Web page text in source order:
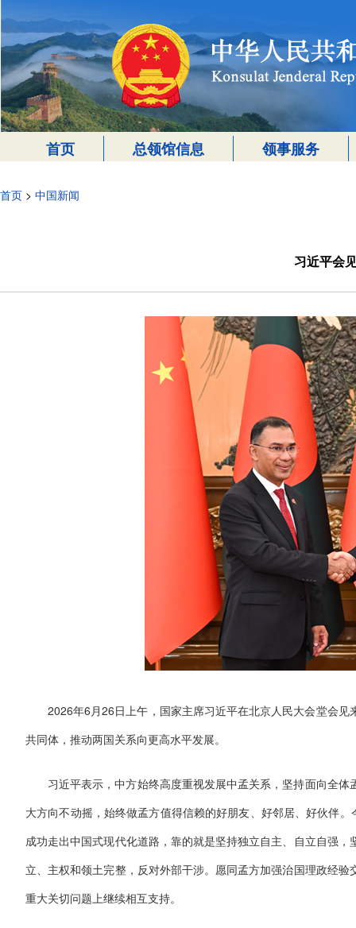
首页 总领馆信息 领事服务
首页 > 中国新闻
习近平会
2026年6月26日上午，国家主席习近平在北京人民大会堂会
共同体，推动两国关系向更高水平发展。
习近平表示，中方始终高度重视发展中孟关系，坚持面向全
大方向不动摇，始终做孟方值得信赖的好朋友、好邻居、好伙伴
成功走出中国式现代化道路，靠的就是坚持独立自主、自立自强
立、主权和领土完整，反对外部干涉。愿同孟方加强治国理政经
重大关切问题上继续相互支持。